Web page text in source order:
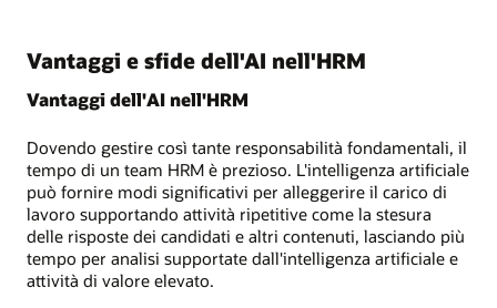
Vantaggi e sfide dell'AI nell'HRM
Vantaggi dell'AI nell'HRM
Dovendo gestire così tante responsabilità fondamentali, il
tempo di un team HRM è prezioso. L'intelligenza artificiale
può fornire modi significativi per alleggerire il carico di
lavoro supportando attività ripetitive come la stesura
delle risposte dei candidati e altri contenuti, lasciando più
tempo per analisi supportate dall'intelligenza artificiale e
attività di valore elevato.